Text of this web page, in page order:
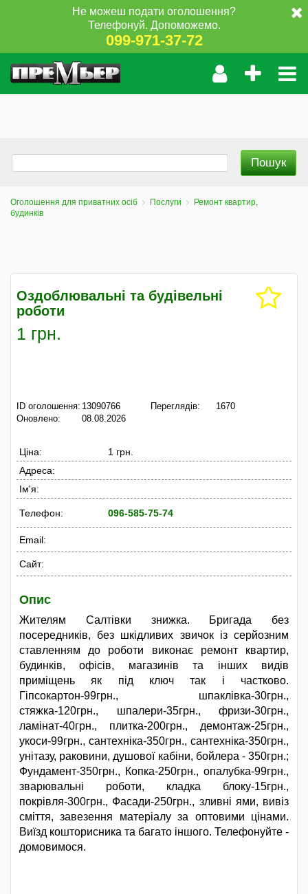
Не можеш подати оголошення?
Телефонуй. Допоможемо.
099-971-37-72
Оголошення для приватних осіб Послуги
Ремонт квартир,
будинків
Оздоблювальні та будівельні
роботи
1 грн.
ID оголошення: 13090766
Оновлено:
08.08.2026
Переглядів: 1670
Ціна:
1 грн.
Адреса:
Ім'я:
Телефон: 096-585-75-74
Email:
Сайт:
Опис
Жителям Салтівки знижка. Бригада без
посередників, без шкідливих звичок із серйозним
ставленням до роботи виконає ремонт квартир,
будинків, офісів, магазинів та інших видів
приміщень як під ключ так і частково.
Гіпсокартон-99грн., шпаклівка-30грн.,
стяжка-120грн., шпалери-35грн., фризи-30грн.,
ламінат-40грн., плитка-200грн., демонтаж-25грн.,
укоси-99грн., сантехніка-350грн., сантехніка-350грн.,
унітазу, раковини, душової кабіни, бойлера - 350грн.;
Фундамент-350грн., Копка-250грн., опалубка-99грн.,
зварювальні роботи, кладка блоку-15грн.,
покрівля-300грн., Фасади-250грн., зливні ями, вивіз
сміття, завезення матеріалу за оптовими цінами.
Виїзд кошторисника та багато іншого. Телефонуйте -
домовимося.